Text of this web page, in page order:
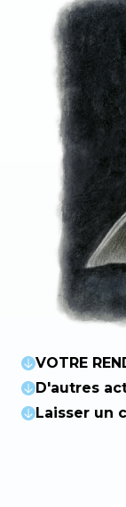
VOTRE
D'autres
Laisser un